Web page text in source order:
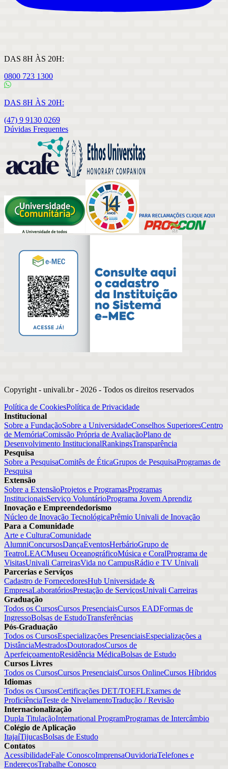
DAS 8H ÀS 20H:
0800 723 1300
DAS 8H ÀS 20H:
(47) 9 9130 0269
Dúvidas Frequentes
Copyright - univali.br - 2026 - Todos os direitos reservados
Política de CookiesPolítica de Privacidade
Institucional
Sobre a FundaçãoSobre a UniversidadeConselhos SuperioresCentro
de MemóriaComissão Própria de AvaliaçãoPlano de
Desenvolvimento InstitucionalRankingsTransparência
Pesquisa
Sobre a PesquisaComitês de ÉticaGrupos de PesquisaProgramas de
Pesquisa
Extensão
Sobre a ExtensãoProjetos e ProgramasProgramas
InstitucionaisServiço VoluntárioPrograma Jovem Aprendiz
Inovação e Empreendedorismo
Núcleo de Inovação TecnológicaPrêmio Univali de Inovação
Para a Comunidade
Arte e CulturaComunidade
AlumniConcursosDançaEventosHerbárioGrupo de
TeatroLEACMuseu OceanográficoMúsica e CoralPrograma de
VisitasUnivali CarreirasVida no CampusRádio e TV Univali
Parcerias e Serviços
Cadastro de FornecedoresHub Universidade &
EmpresaLaboratóriosPrestação de ServiçosUnivali Carreiras
Graduação
Todos os CursosCursos PresenciaisCursos EADFormas de
IngressoBolsas de EstudoTransferências
Pós-Graduação
Todos os CursosEspecializações PresenciaisEspecializações a
DistânciaMestradosDoutoradosCursos de
AperfeiçoamentoResidência MédicaBolsas de Estudo
Cursos Livres
Todos os CursosCursos PresenciaisCursos OnlineCursos Híbridos
Idiomas
Todos os CursosCertificações DET/TOEFLExames de
ProficiênciaTeste de NivelamentoTradução / Revisão
Internacionalização
Dupla TitulaçãoInternational ProgramProgramas de Intercâmbio
Colégio de Aplicação
ItajaíTijucasBolsas de Estudo
Contatos
AcessibilidadeFale ConoscoImprensaOuvidoriaTelefones e
EndereçosTrabalhe Conosco